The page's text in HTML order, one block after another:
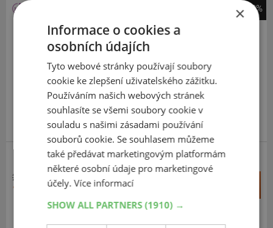
-40%
Fulda
Multicontrol
65
2 817 Kč
1 688 Kč
×
Informace o cookies a
osobních údajích
Tyto webové stránky používají soubory
cookie ke zlepšení uživatelského zážitku.
Používáním našich webových stránek
souhlasíte se všemi soubory cookie v
souladu s našimi zásadami používání
souborů cookie. Se souhlasem můžeme
také předávat marketingovým platformám
některé osobní údaje pro marketingové
účely.Více informací
SHOW ALL PARTNERS(1910) →